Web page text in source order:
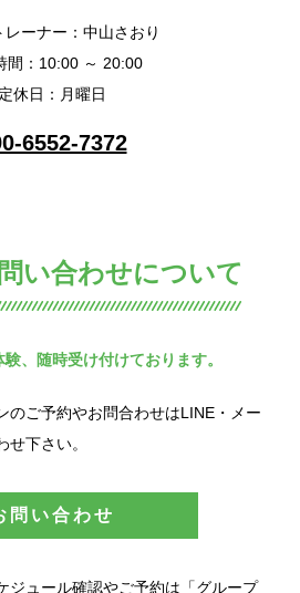
レーナー：中山さおり
間：10:00 ～ 20:00
定休日：月曜日
6552-7372
い合わせについて
、随時受け付けております。
のご予約やお問合わせはLINE・メー
せ下さい。
問い合わせ
ジュール確認やご予約は「グループ